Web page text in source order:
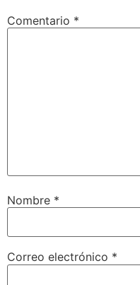
Comentario *
Nombre *
Correo electrónico *